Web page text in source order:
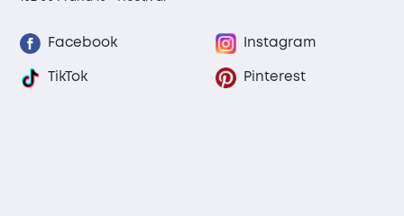
Facebook Instagram
TikTok Pinterest